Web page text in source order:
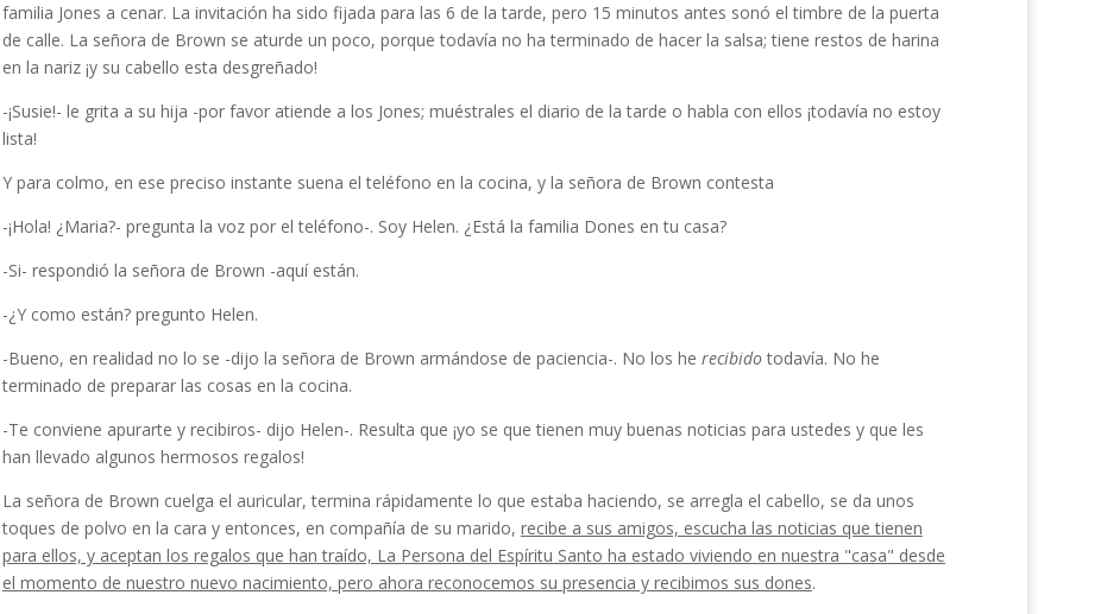
familia Jones a cenar. La invitación ha sido fijada para las 6 de la tarde, pero 15 minutos antes sonó el timbre de la puerta
de calle. La señora de Brown se aturde un poco, porque todavía no ha terminado de hacer la salsa; tiene restos de harina
en la nariz ¡y su cabello esta desgreñado!
-¡Susie!- le grita a su hija -por favor atiende a los Jones; muéstrales el diario de la tarde o habla con ellos ¡todavía no estoy
lista!
Y para colmo, en ese preciso instante suena el teléfono en la cocina, y la señora de Brown contesta
-¡Hola! ¿Maria?- pregunta la voz por el teléfono-. Soy Helen. ¿Está la familia Dones en tu casa?
-Si- respondió la señora de Brown -aquí están.
-¿Y como están? pregunto Helen.
-Bueno, en realidad no lo se -dijo la señora de Brown armándose de paciencia-. No los he reci­bidotodavía. No he
terminado de preparar las cosas en la cocina.
-Te conviene apurarte y recibiros- dijo Helen-. Resulta que ¡yo se que tienen muy buenas noticias para ustedes y que les
han llevado algunos hermo­sos regalos!
La señora de Brown cuelga el auricular, termina rápidamente lo que estaba haciendo, se arregla el cabello, se da unos
toques de polvo en la cara y en­tonces, en compañía de su marido, recibe a sus ami­gos, escucha las noticias que tienen
para ellos, y aceptan los regalos que han traído, La Persona del Espíritu Santo ha estado viviendo en nuestra "casa" desde
el momento de nuestro nuevo nacimiento, pero ahora reconocemos su presencia y recibimos sus dones.